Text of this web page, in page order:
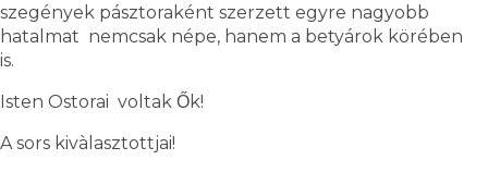
szegények pásztoraként szerzett egyre nagyobb
hatalmat nemcsak népe, hanem a betyárok körében
is.
Isten Ostorai voltak Ők!
A sors kivàlasztottjai!